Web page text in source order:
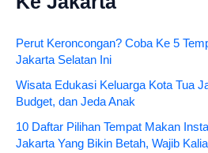
Perut Keroncongan? Coba Ke 5
Jakarta Selatan Ini
Wisata Edukasi Keluarga Kota Tua
Budget, dan Jeda Anak
10 Daftar Pilihan Tempat Makan
Jakarta Yang Bikin Betah, Wajib